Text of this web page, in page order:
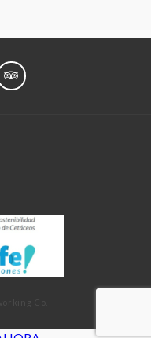
TRIPADVISOR
Co.